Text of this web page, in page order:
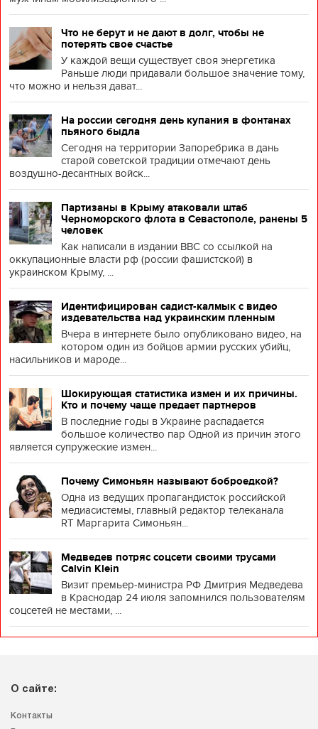
Что не берут и не дают в долг, чтобы не
потерять свое счастье
У каждой вещи существует своя энергетика
Раньше люди придавали большое значение тому,
что можно и нельзя дават...
На россии сегодня день купания в фонтанах
пьяного быдла
Сегодня на территории Запоребрика в дань
старой советской традиции отмечают день
воздушно-десантных войск...
Партизаны в Крыму атаковали штаб
Черноморского флота в Севастополе, ранены 5
человек
Как написали в издании BBC со ссылкой на
оккупационные власти рф (россии фашистской) в
украинском Крыму, ...
Идентифицирован садист-калмык с видео
издевательства над украинским пленным
Вчера в интернете было опубликовано видео, на
котором один из бойцов армии русских убийц,
насильников и мароде...
Шокирующая статистика измен и их причины.
Кто и почему чаще предает партнеров
В последние годы в Украине распадается
большое количество пар Одной из причин этого
является супружеские измен...
Почему Симоньян называют боброедкой?
Одна из ведущих пропагандисток российской
медиасистемы, главный редактор телеканала
RT Маргарита Симоньян...
Медведев потряс соцсети своими трусами
Calvin Klein
Визит премьер-министра РФ Дмитрия Медведева
в Краснодар 24 июля запомнился пользователям
соцсетей не местами, ...
О сайте:
Контакты